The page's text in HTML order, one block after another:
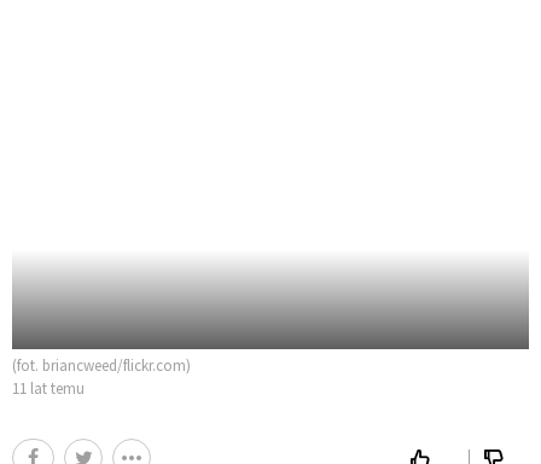
(fot. briancweed/flickr.com)
11 lat temu